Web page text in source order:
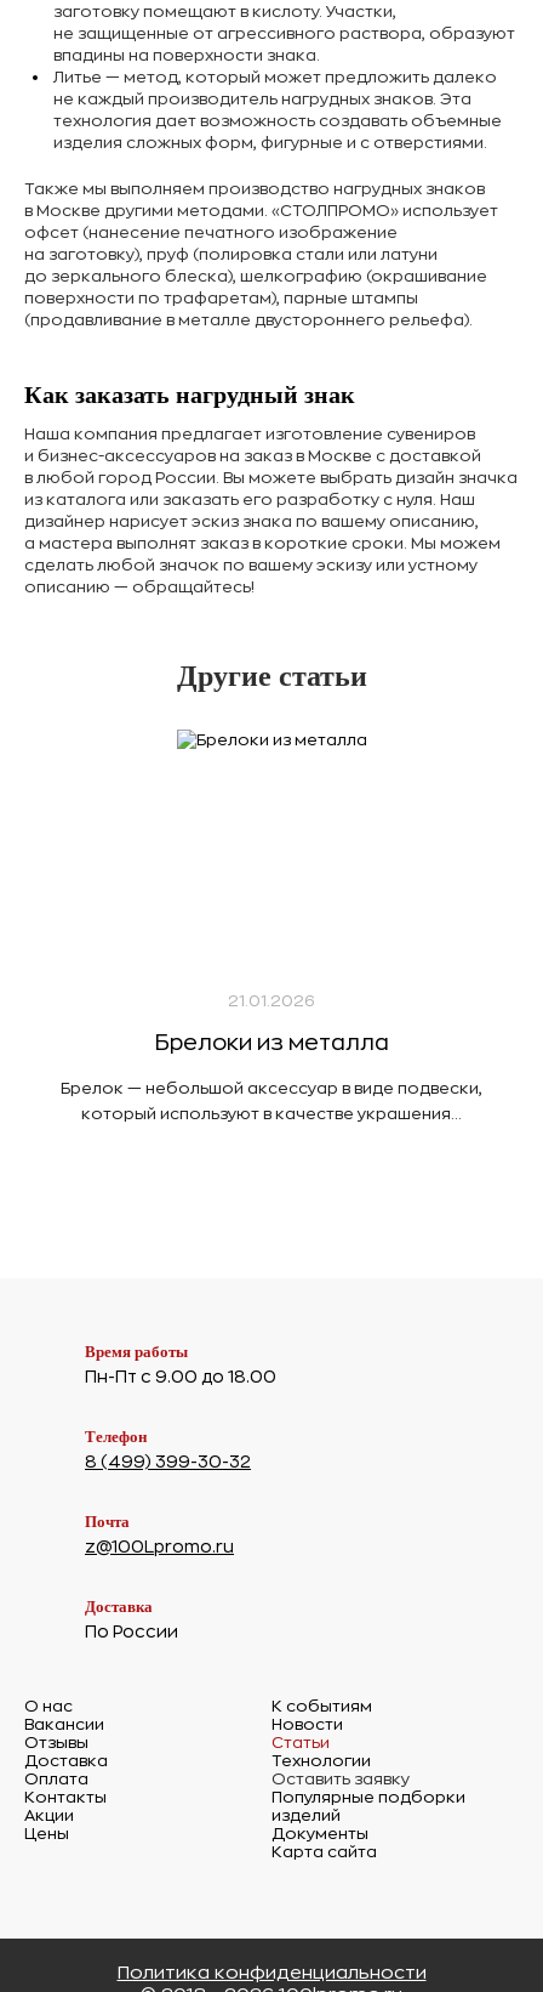
заготовку помещают в кислоту. Участки,
не защищенные от агрессивного раствора, образуют
впадины на поверхности знака.
Литье — метод, который может предложить далеко
не каждый производитель нагрудных знаков. Эта
технология дает возможность создавать объемные
изделия сложных форм, фигурные и с отверстиями.
Также мы выполняем производство нагрудных знаков
в Москве другими методами. «СТОЛПРОМО» использует
офсет (нанесение печатного изображение
на заготовку), пруф (полировка стали или латуни
до зеркального блеска), шелкографию (окрашивание
поверхности по трафаретам), парные штампы
(продавливание в металле двустороннего рельефа).
Как заказать нагрудный знак
Наша компания предлагает изготовление сувениров
и бизнес-аксессуаров на заказ в Москве с доставкой
в любой город России. Вы можете выбрать дизайн значка
из каталога или заказать его разработку с нуля. Наш
дизайнер нарисует эскиз знака по вашему описанию,
а мастера выполнят заказ в короткие сроки. Мы можем
сделать любой значок по вашему эскизу или устному
описанию — обращайтесь!
Другие статьи
21.01.2026
Брелоки из металла
Брелок — небольшой аксессуар в виде подвески,
который используют в качестве украшения...
Время работы
Пн-Пт с 9.00 до 18.00
Телефон
8 (499) 399-30-32
Почта
z@100Lpromo.ru
Доставка
По России
О нас
Вакансии
Отзывы
Доставка
Оплата
Контакты
Акции
Цены
К событиям
Новости
Статьи
Технологии
Оставить заявку
Популярные подборки
изделий
Документы
Карта сайта
Политика конфиденциальности